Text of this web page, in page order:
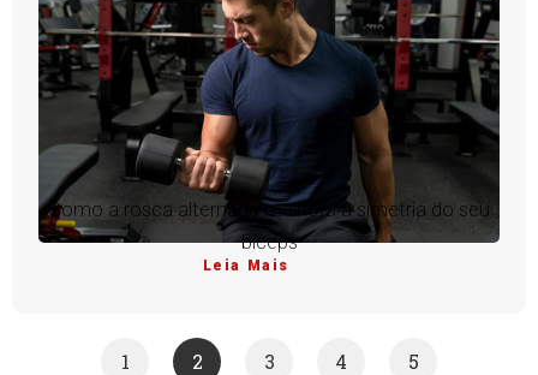
Como a rosca alternada melhora a simetria do seu
bíceps
Leia Mais
1 2 3 4 5